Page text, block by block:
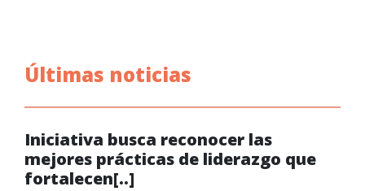
Últimas noticias
Iniciativa busca reconocer las
mejores prácticas de liderazgo que
fortalecen[..]